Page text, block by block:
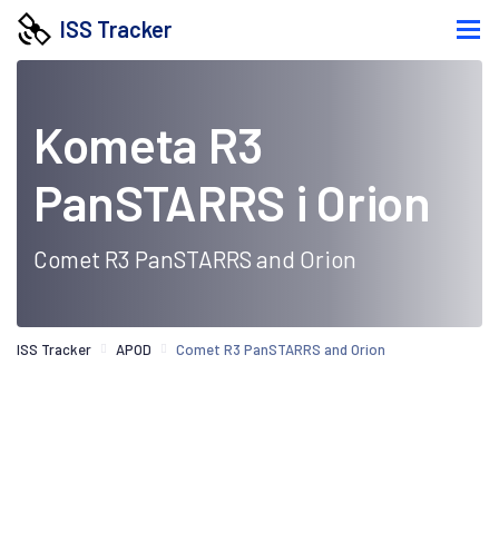
ISS Tracker
Kometa R3
PanSTARRS i Orion
Comet R3 PanSTARRS and Orion
ISS Tracker APOD Comet R3 PanSTARRS and Orion